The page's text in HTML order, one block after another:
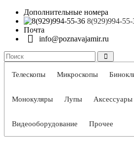
Дополнительные номера
8(929)994-55-
Почта
info@poznavajamir.ru
Телескопы Микроскопы
Монокуляры Лупы Аксессуары
Видеооборудование Прочее